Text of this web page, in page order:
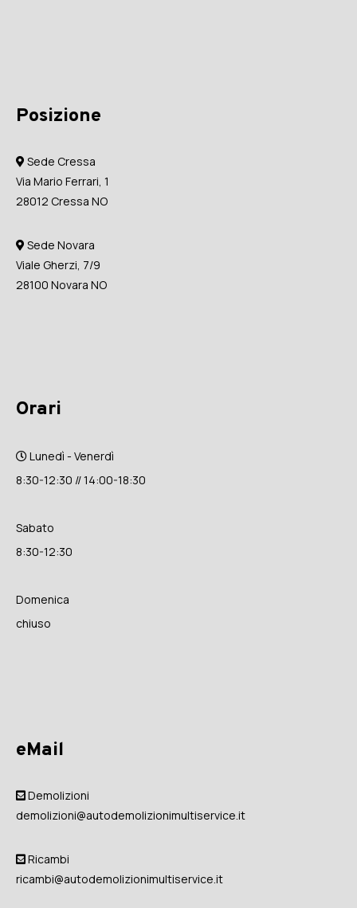
Posizione
Sede Cressa
Via Mario Ferrari, 1
28012 Cressa NO
Sede Novara
Viale Gherzi, 7/9
28100 Novara NO
Orari
Lunedì - Venerdì
8:30-12:30 // 14:00-18:30
Sabato
8:30-12:30
Domenica
chiuso
eMail
Demolizioni
demolizioni@autodemolizionimultiservice.it
Ricambi
ricambi@autodemolizionimultiservice.it